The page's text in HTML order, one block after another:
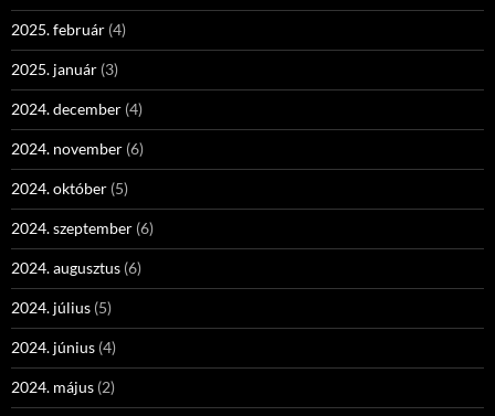
2025. február (4)
2025. január (3)
2024. december (4)
2024. november (6)
2024. október (5)
2024. szeptember (6)
2024. augusztus (6)
2024. július (5)
2024. június (4)
2024. május (2)